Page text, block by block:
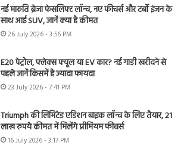
नई मारुति ब्रेजा फेसलिफ्ट लॉन्च, नए फीचर्स और टर्बो इंजन के
साथ आई SUV, जानें क्या है कीमत
26 July 2026 - 3:56 PM
E20 पेट्रोल, फ्लेक्स फ्यूल या EV कार? नई गाड़ी खरीदने से
पहले जानें किसमें है ज्यादा फायदा
23 July 2026 - 7:41 PM
Triumph की लिमिटेड एडिशन बाइक लॉन्च के लिए तैयार, 21
लाख रुपये कीमत में मिलेंगे प्रीमियम फीचर्स
16 July 2026 - 3:17 PM